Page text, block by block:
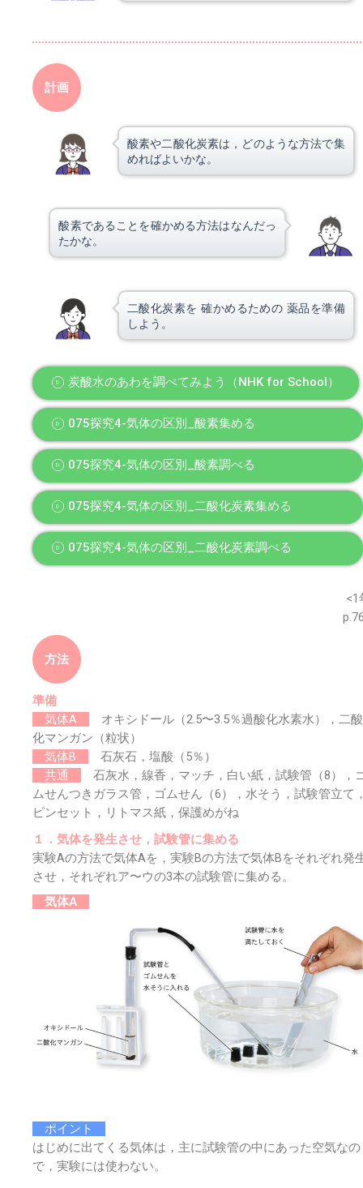
計画
酸素や二酸化炭素は，どのような方法で集
めればよいかな。
酸素であることを確かめる方法はなんだっ
たかな。
二酸化炭素を 確かめるための 薬品を準備
しよう。
炭酸水のあわを調べてみよう（NHK for School）
075探究4-気体の区別_酸素集める
075探究4-気体の区別_酸素調べる
075探究4-気体の区別_二酸化炭素集める
075探究4-気体の区別_二酸化炭素調べる
<1
方法
準備
気体A
オキシドール（2.5〜3.5％過酸化水素水），二酸
化マンガン（粒状）
気体B
石灰石，塩酸（5％）
共通
石灰水，線香，マッチ，白い紙，試験管（8），
ムせんつきガラス管，ゴムせん（6），水そう，試験管立て
ピンセット，リトマス紙，保護めがね
１．気体を発生させ，試験管に集める
実験Aの方法で気体Aを，実験Bの方法で気体Bをそれぞれ発
させ，それぞれア〜ウの3本の試験管に集める。
気体A
ポイント
はじめに出てくる気体は，主に試験管の中にあった空気なの
で，実験には使わない。